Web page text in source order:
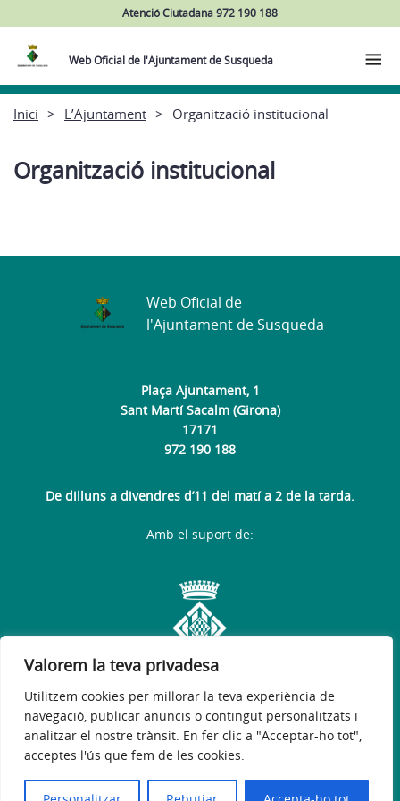
Valorem la teva privadesa
Utilitzem cookies per millorar la teva experiència de
navegació, publicar anuncis o contingut personalitzats i
analitzar el nostre trànsit. En fer clic a "Acceptar-ho tot",
acceptes l'ús que fem de les cookies.
Atenció Ciutadana 972 190 188
Web Oficial de l'Ajuntament de Susqueda
Inici L’Ajuntament Organització institucional
Organització institucional
Plaça Ajuntament, 1
Sant Martí Sacalm (Girona)
17171
972 190 188
De dilluns a divendres d’11 del matí a 2 de la tarda.
Web Oficial de
l'Ajuntament de Susqueda
Avís legal Política de privacitat
Amb el suport de: